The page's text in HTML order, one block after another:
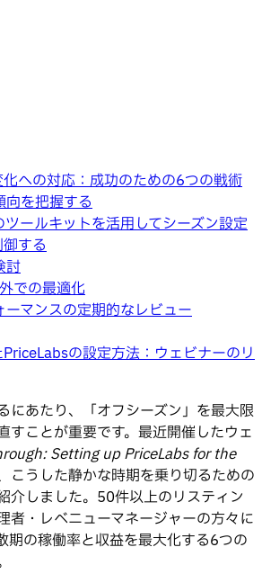
への対応：成功のための6つの戦術
向を把握する
ールキットを活用してシーズン設定
する
討
での最適化
マンスの定期的なレビュー
の設定方法：ウェビナーのリ
にあたり、「オフシーズン」を最大限
すことが重要です。最近開催したウェ
Setting up PriceLabs for the
こうした静かな時期を乗り切るための
介しました。50件以上のリスティン
者・レベニューマネージャーの方々に
期の稼働率と収益を最大化する6つの